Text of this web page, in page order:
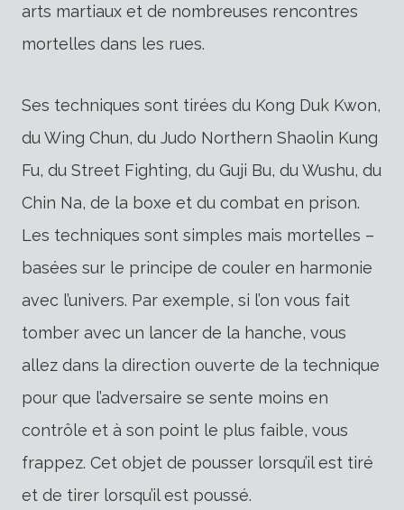
arts martiaux et de nombreuses rencontres
mortelles dans les rues.
Ses techniques sont tirées du Kong Duk Kwon,
du Wing Chun, du Judo Northern Shaolin Kung
Fu, du Street Fighting, du Guji Bu, du Wushu, du
Chin Na, de la boxe et du combat en prison.
Les techniques sont simples mais mortelles –
basées sur le principe de couler en harmonie
avec l’univers. Par exemple, si l’on vous fait
tomber avec un lancer de la hanche, vous
allez dans la direction ouverte de la technique
pour que l’adversaire se sente moins en
contrôle et à son point le plus faible, vous
frappez. Cet objet de pousser lorsqu’il est tiré
et de tirer lorsqu’il est poussé.